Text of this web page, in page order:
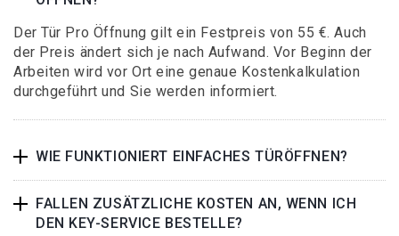
Der Tür Pro Öffnung gilt ein Festpreis von 55 €. Auch
der Preis ändert sich je nach Aufwand. Vor Beginn der
Arbeiten wird vor Ort eine genaue Kostenkalkulation
durchgeführt und Sie werden informiert.
WIE FUNKTIONIERT EINFACHES TÜRÖFFNEN?
FALLEN ZUSÄTZLICHE KOSTEN AN, WENN ICH
DEN KEY-SERVICE BESTELLE?